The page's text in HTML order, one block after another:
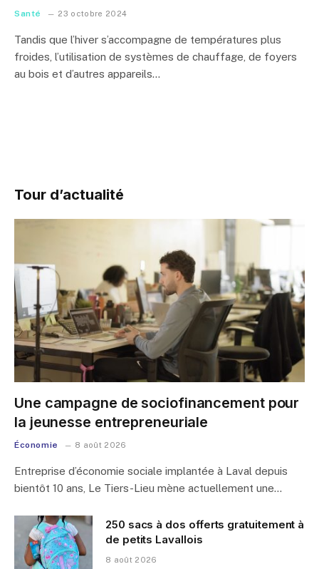
Santé 23 octobre 2024
Tandis que l’hiver s’accompagne de températures plus
froides, l’utilisation de systèmes de chauffage, de foyers
au bois et d’autres appareils…
Tour d’actualité
Une campagne de sociofinancement pour
la jeunesse entrepreneuriale
Économie 8 août 2026
Entreprise d’économie sociale implantée à Laval depuis
bientôt 10 ans, Le Tiers-Lieu mène actuellement une…
250 sacs à dos offerts gratuitement à
de petits Lavallois
8 août 2026